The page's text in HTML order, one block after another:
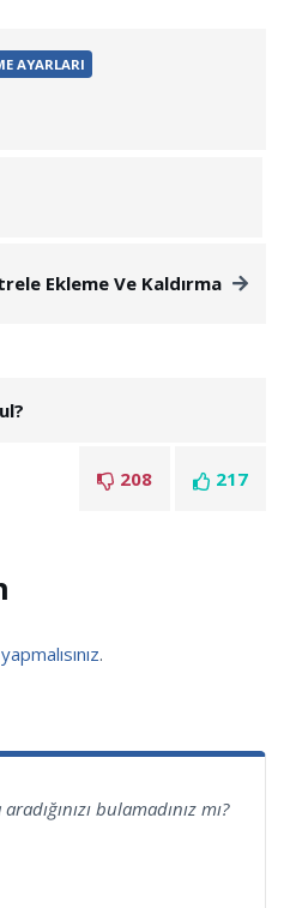
AYARLARI
Ekleme Ve Kaldırma
217
208
.
bulamadınız mı?